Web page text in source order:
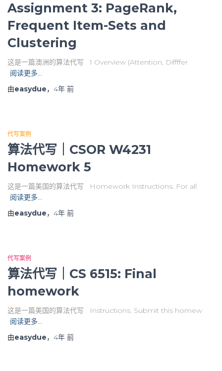
Assignment 3: PageRank,
Frequent Item-Sets and
Clustering
这是一篇澳洲的算法代写 1 Overview (Attention, Diffffer
阅读更多…
由easydue， 4年 前
代写案例
算法代写｜CSOR W4231
Homework 5
这是一篇美国的算法代写 Homework Instructions. For all
阅读更多…
由easydue， 4年 前
代写案例
算法代写｜CS 6515: Final
homework
这是一篇美国的算法代写 Instructions. Submit this homew
阅读更多…
由easydue， 4年 前